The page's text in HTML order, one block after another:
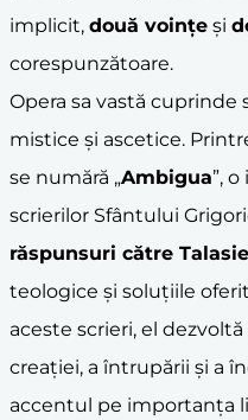
implicit, două voințe și
corespunzătoare.
Opera sa vastă
mistice și ascetice.
se numără „Ambigua”,
scrierilor Sfântului
răspunsuri către Talasie
teologice și soluțiile
aceste scrieri, el
creației, a întrupării și a
accentul pe importanța